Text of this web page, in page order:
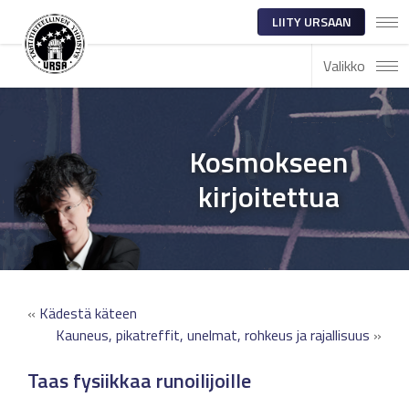
LIITY URSAAN
Valikko
Kosmokseen
kirjoitettua
« Kädestä käteen
Kauneus, pikatreffit, unelmat, rohkeus ja rajallisuus »
Taas fysiikkaa runoilijoille